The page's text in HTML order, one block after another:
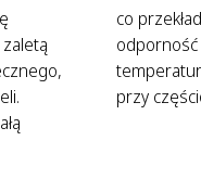
co
odporność
przy